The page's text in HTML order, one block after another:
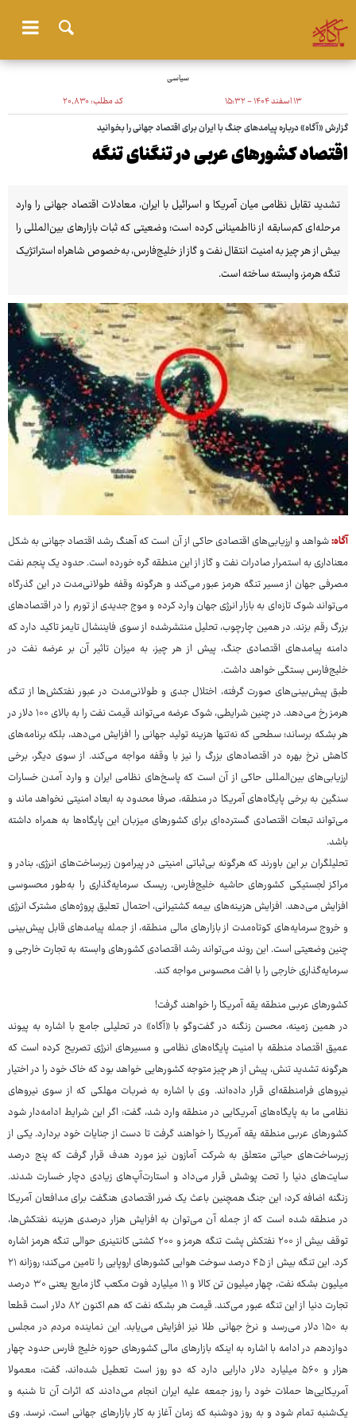
سیاسی
۱۳ اسفند ۱۴۰۴ - ۱۵:۳۲ کد مطلب:۲۰٬۸۳۰
گزارش «آگاه» درباره پیامدهای جنگ با ایران برای اقتصاد جهانی را بخوانید
اقتصاد کشورهای عربی در تنگنای تنگه
تشدید تقابل نظامی میان آمریکا و اسرائیل با ایران، معادلات اقتصاد جهانی را وارد
مرحله‌ای کم‌سابقه از نااطمینانی کرده است؛ وضعیتی که ثبات بازارهای بین‌المللی را
بیش از هر چیز به امنیت انتقال نفت و گاز از خلیج‌فارس، به‌خصوص شاهراه استراتژیک
تنگه هرمز، وابسته ساخته است.
آگاه:شواهد و ارزیابی‌های اقتصادی حاکی از آن است که آهنگ رشد اقتصاد جهانی به شکل
معناداری به استمرار صادرات نفت و گاز از این منطقه گره خورده است. حدود یک پنجم نفت
مصرفی جهان از مسیر تنگه هرمز عبور می‌کند و هرگونه وقفه طولانی‌مدت در این گذرگاه
می‌تواند شوک تازه‌ای به بازار انرژی جهان وارد کرده و موج جدیدی از تورم را در اقتصادهای
بزرگ رقم بزند. در همین چارچوب، تحلیل منتشرشده از سوی فایننشال تایمز تاکید دارد که
دامنه پیامدهای اقتصادی جنگ، پیش از هر چیز، به میزان تاثیر آن بر عرضه نفت در
خلیج‌فارس بستگی خواهد داشت.
طبق پیش‌بینی‌های صورت گرفته، اختلال جدی و طولانی‌مدت در عبور نفتکش‌ها از تنگه
هرمز رخ می‌دهد. در چنین شرایطی، شوک عرضه می‌تواند قیمت نفت را به بالای ۱۰۰ دلار در
هر بشکه برساند؛ سطحی که نه‌تنها هزینه تولید جهانی را افزایش می‌دهد، بلکه برنامه‌های
کاهش نرخ بهره در اقتصادهای بزرگ را نیز با وقفه مواجه می‌کند. از سوی دیگر، برخی
ارزیابی‌های بین‌المللی حاکی از آن است که پاسخ‌های نظامی ایران و وارد آمدن خسارات
سنگین به برخی پایگاه‌های آمریکا در منطقه، صرفا محدود به ابعاد امنیتی نخواهد ماند و
می‌تواند تبعات اقتصادی گسترده‌ای برای کشورهای میزبان این پایگاه‌ها به همراه داشته
باشد.
تحلیلگران بر این باورند که هرگونه بی‌ثباتی امنیتی در پیرامون زیرساخت‌های انرژی، بنادر و
مراکز لجستیکی کشورهای حاشیه خلیج‌فارس، ریسک سرمایه‌گذاری را به‌طور محسوسی
افزایش می‌دهد. افزایش هزینه‌های بیمه کشتیرانی، احتمال تعلیق پروژه‌های مشترک انرژی
و خروج سرمایه‌های کوتاه‌مدت از بازارهای مالی منطقه، از جمله پیامدهای قابل پیش‌بینی
چنین وضعیتی است. این روند می‌تواند رشد اقتصادی کشورهای وابسته به تجارت خارجی و
سرمایه‌گذاری خارجی را با افت محسوس مواجه کند.
کشورهای عربی منطقه یقه آمریکا را خواهند گرفت!
در همین زمینه، محسن زنگنه در گفت‌وگو با «آگاه» در تحلیلی جامع با اشاره به پیوند
عمیق اقتصاد منطقه با امنیت پایگاه‌های نظامی و مسیرهای انرژی تصریح کرده است که
هرگونه تشدید تنش، پیش از هر چیز متوجه کشورهایی خواهد بود که خاک خود را در اختیار
نیروهای فرامنطقه‌ای قرار داده‌اند. وی با اشاره به ضربات مهلکی که از سوی نیروهای
نظامی ما به پایگاه‌های آمریکایی در منطقه وارد شد، گفت: اگر این شرایط ادامه‌دار شود
کشورهای عربی منطقه یقه آمریکا را خواهند گرفت تا دست از جنایات خود بردارد. یکی از
زیرساخت‌های حیاتی متعلق به شرکت آمازون نیز مورد هدف قرار گرفت که پنج درصد
سایت‌های دنیا را تحت پوشش قرار می‌داد و استارت‌آپ‌های زیادی دچار خسارت شدند.
زنگنه اضافه کرد: این جنگ همچنین باعث یک ضرر اقتصادی هنگفت برای مدافعان آمریکا
در منطقه شده است که از جمله آن می‌توان به افزایش هزار درصدی هزینه نفتکش‌ها،
توقف بیش از ۲۰۰ نفتکش پشت تنگه هرمز و ۲۰۰ کشتی کانتینری حوالی تنگه هرمز اشاره
کرد. این تنگه بیش از ۴۵ درصد سوخت هوایی کشورهای اروپایی را تامین می‌کند؛ روزانه ۲۱
میلیون بشکه نفت، چهار میلیون تن کالا و ۱۱ میلیارد فوت مکعب گاز مایع یعنی ۳۰ درصد
تجارت دنیا از این تنگه عبور می‌کند. قیمت هر بشکه نفت که هم اکنون ۸۲ دلار است قطعا
به ۱۵۰ دلار می‌رسد و نرخ جهانی طلا نیز افزایش می‌یابد. این نماینده مردم در مجلس
دوازدهم در ادامه با اشاره به اینکه بازارهای مالی کشورهای حوزه خلیج فارس حدود چهار
هزار و ۵۶۰ میلیارد دلار دارایی دارد که دو روز است تعطیل شده‌اند، گفت: معمولا
آمریکایی‌ها حملات خود را روز جمعه علیه ایران انجام می‌دادند که اثرات آن تا شنبه و
یک‌شنبه تمام شود و به روز دوشنبه که زمان آغاز به کار بازارهای جهانی است، نرسد. وی